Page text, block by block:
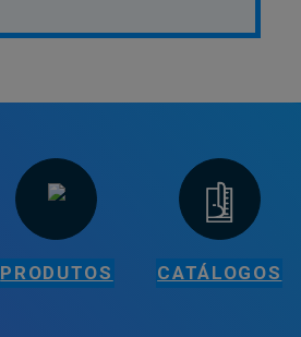
PRODUTOS CATÁLOGOS